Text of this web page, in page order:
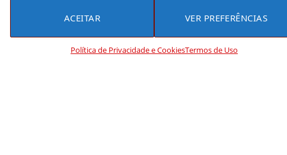
ACEITAR VER PREFERÊNCIAS
Política de Privacidade e CookiesTermos de Uso
da